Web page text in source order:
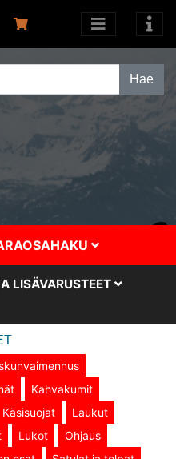
LISÄVARUSTEET
Kahvakumit
Käsisuojat
Laukut
Lukot
Ohjaus